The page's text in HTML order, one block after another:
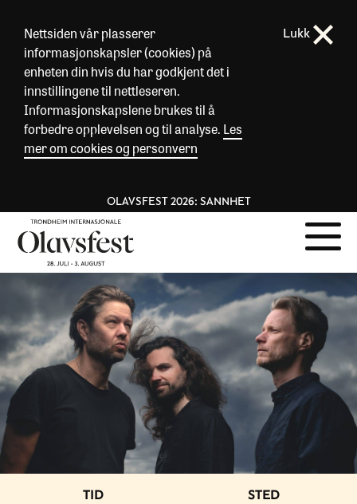
Nettsiden vår plasserer
informasjonskapsler (cookies) på
enheten din hvis du har godkjent det i
innstillingene til nettleseren.
Informasjonskapslene brukes til å
forbedre opplevelsen og til analyse. Les
mer om cookies og personvern
Lukk
OLAVSFEST 2026: SANNHET
TID STED